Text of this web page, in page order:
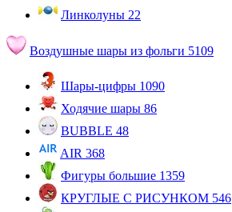
Линколуны 22
Воздушные шары из фольги 5109
Шары-цифры 1090
Ходячие шары 86
BUBBLE 48
AIR 368
Фигуры большие 1359
КРУГЛЫЕ С РИСУНКОМ 546